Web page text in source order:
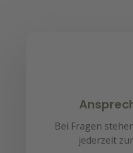
Bei Fragen
jederzeit